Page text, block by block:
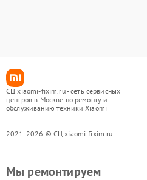
СЦ xiaomi-fixim.ru - сеть сервисных
центров в Москве по ремонту и
обслуживанию техники Xiaomi
2021-2026 © СЦ xiaomi-fixim.ru
Мы ремонтируем